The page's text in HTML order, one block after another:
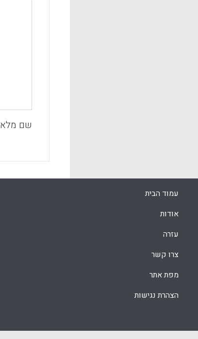
שם מלא
עמוד הבית
אודות
עזרה
צרו קשר
מפת אתר
הצהרת נגישות